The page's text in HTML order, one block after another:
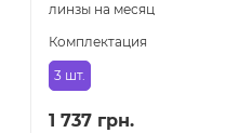
линзы на месяц
Комплектация
3 шт.
1 737 грн.